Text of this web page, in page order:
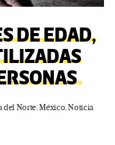
DE EDAD,
del Norte,México,Noticia